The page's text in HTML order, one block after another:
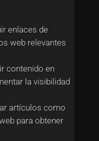
enlaces de
web relevantes
contenido en
la visibilidad
artículos como
para obtener